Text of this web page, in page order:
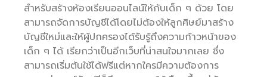
สำหรับสร้างห้องเรียนออนไลน์ให้กับเด็ก ๆ ด้วย โดย
สามารถจัดการบัญชีได้โดยไม่ต้องให้ลูกศิษย์มาสร้าง
บัญชีใหม่และให้ผู้ปกครองได้รับรู้ถึงความก้าวหน้าของ
เด็ก ๆ ได้ เรียกว่าเป็นอีกเว็บที่น่าสนใจมากเลย ซึ่ง
สามารถเริ่มต้นใช้ได้ฟรีแต่หากใครมีความต้องการ